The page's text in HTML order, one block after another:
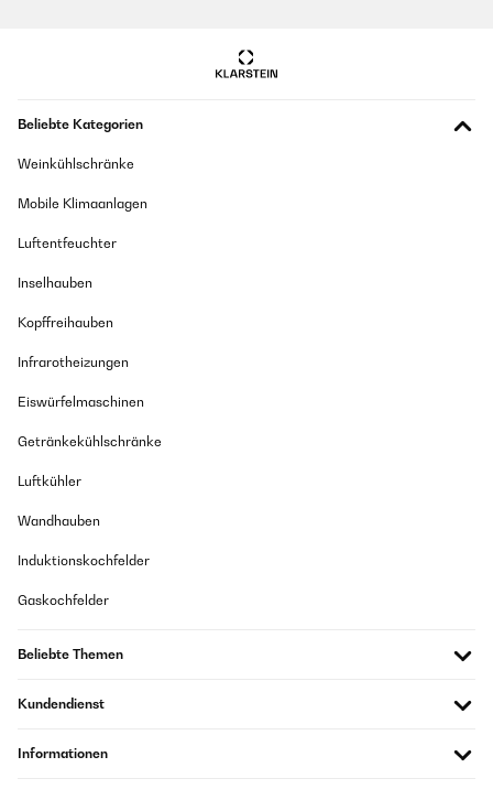
Beliebte Kategorien
Weinkühlschränke
Mobile Klimaanlagen
Luftentfeuchter
Inselhauben
Kopffreihauben
Infrarotheizungen
Eiswürfelmaschinen
Getränkekühlschränke
Luftkühler
Wandhauben
Induktionskochfelder
Gaskochfelder
Beliebte Themen
Kundendienst
Informationen